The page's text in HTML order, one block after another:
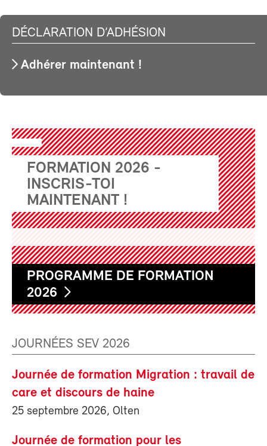
DÉCLARATION D’ADHÉSION
Adhérer maintenant !
FORMATION 2026 -
INSCRIS-TOI
MAINTENANT !
PROGRAMME DE FORMATION
2026
JOURNÉES SEV 2026
Journée de formation Migration : travail de
care et discours de haine
25 septembre 2026, Olten
Journée de formation pour les